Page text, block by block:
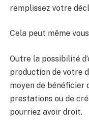
remplissez votre
Cela peut même
Outre la possibilité
production de votre
moyen de bénéficier
prestations ou de
pourriez avoir droit.